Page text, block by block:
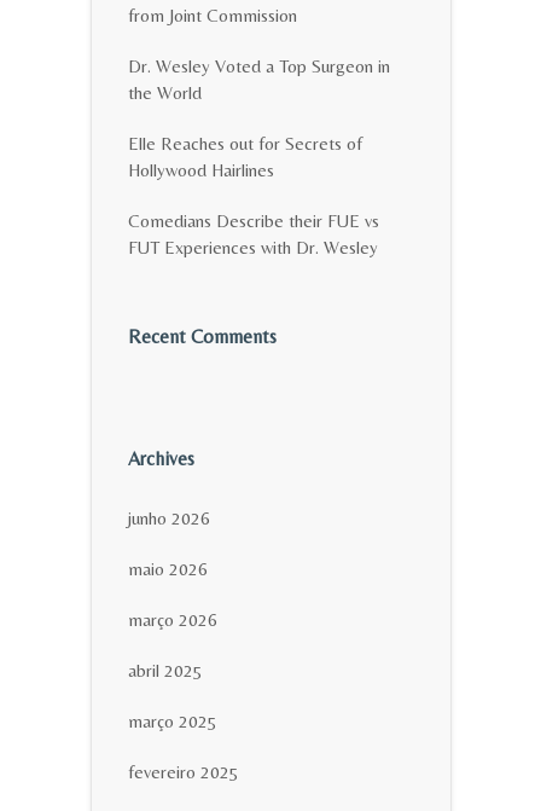
from Joint Commission
Dr. Wesley Voted a Top Surgeon in
the World
Elle Reaches out for Secrets of
Hollywood Hairlines
Comedians Describe their FUE vs
FUT Experiences with Dr. Wesley
Recent Comments
Archives
junho 2026
maio 2026
março 2026
abril 2025
março 2025
fevereiro 2025